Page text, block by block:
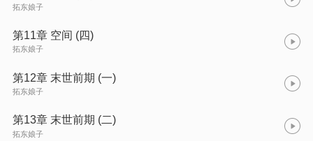
拓东娘子
第11章 空间 (四)
拓东娘子
第12章 末世前期 (一)
拓东娘子
第13章 末世前期 (二)
拓东娘子